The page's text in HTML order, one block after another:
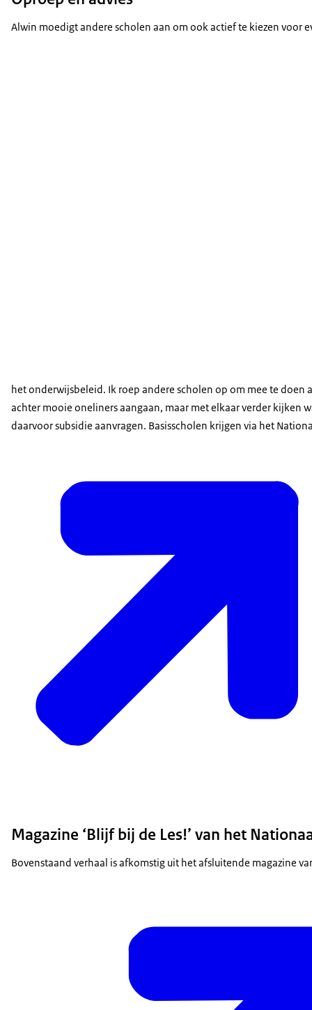
Alwin moedigt andere scholen aan om ook actief te kiezen voor
het onderwijsbeleid. Ik roep andere scholen op om mee te
achter mooie oneliners aangaan, maar met elkaar verder kijken
daarvoor subsidie aanvragen. Basisscholen krijgen via het
Magazine ‘Blijf bij de Les!’ van het
Bovenstaand verhaal is afkomstig uit het afsluitende magazine